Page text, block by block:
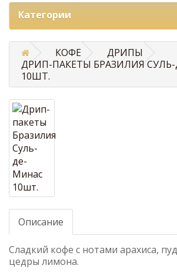
Категории
КОФЕ
ДРИПЫ
ДРИП-ПАКЕТЫ БРАЗИЛИЯ
10ШТ.
Описание
Сладкий кофе с нотами арахиса,
цедры лимона.